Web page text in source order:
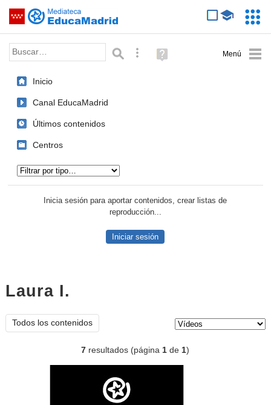
Saltar navegación
Palabra o frase: Búsqueda avanzada
Ayuda
(en
Inicio
Canal EducaMadrid
Últimos contenidos
Centros
Inicia sesión para aportar contenidos, crear listas de
reproducción...
Iniciar sesión
Laura I.
Todos los contenidos
7 resultados (página1 de1)